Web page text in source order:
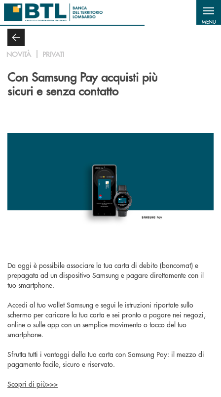
Salta al contenuto principale
MENU
NOVITÀ PRIVATI
Con Samsung Pay acquisti più
sicuri e senza contatto
Da oggi è possibile associare la tua carta di debito (bancomat) e
prepagata ad un dispositivo Samsung e pagare direttamente con il
tuo smartphone.
Accedi al tuo wallet Samsung e segui le istruzioni riportate sullo
schermo per caricare la tua carta e sei pronto a pagare nei negozi,
online o sulle app con un semplice movimento o tocco del tuo
smartphone.
Sfrutta tutti i vantaggi della tua carta con Samsung Pay: il mezzo di
pagamento facile, sicuro e riservato.
Scopri di più>>>